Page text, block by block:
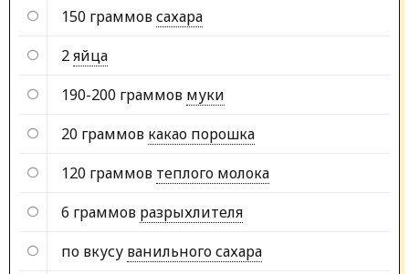
150 граммовсахара
2яйца
190-200 граммов муки
20 граммов какао порошка
120 граммов теплого молока
6 граммов разрыхлителя
по вкусу ванильного сахара